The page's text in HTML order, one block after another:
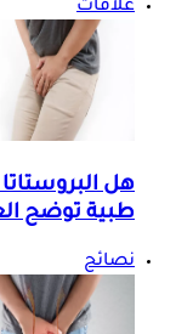
علاقات
هل
طبية توضح
نصائح